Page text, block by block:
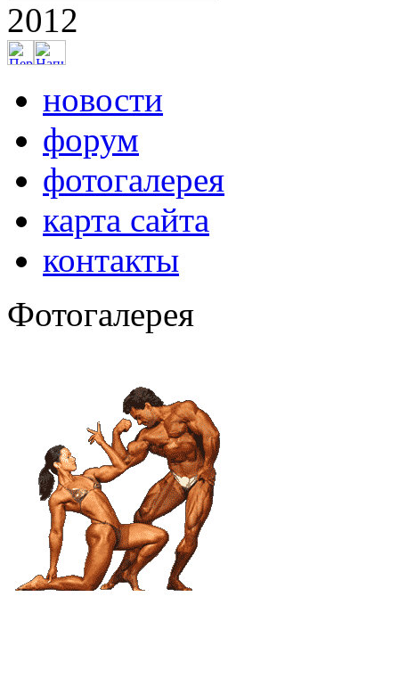
2012
новости
форум
фотогалерея
карта сайта
контакты
Фотогалерея